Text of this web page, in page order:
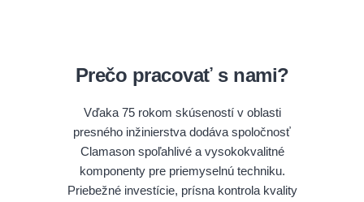
Prečo pracovať s nami?
Vďaka 75 rokom skúseností v oblasti
presného inžinierstva dodáva spoločnosť
Clamason spoľahlivé a vysokokvalitné
komponenty pre priemyselnú techniku.
Priebežné investície, prísna kontrola kvality